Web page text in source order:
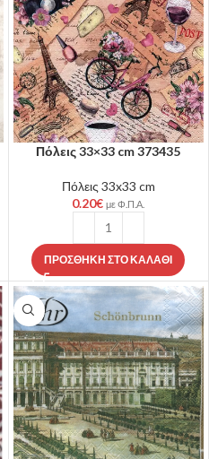
Πόλεις 33×33 cm 373435
Πόλεις 33x33 cm
0.20€ με Φ.Π.Α.
ΠΡΟΣΘΉΚΗ ΣΤΟ ΚΑΛΆΘΙ